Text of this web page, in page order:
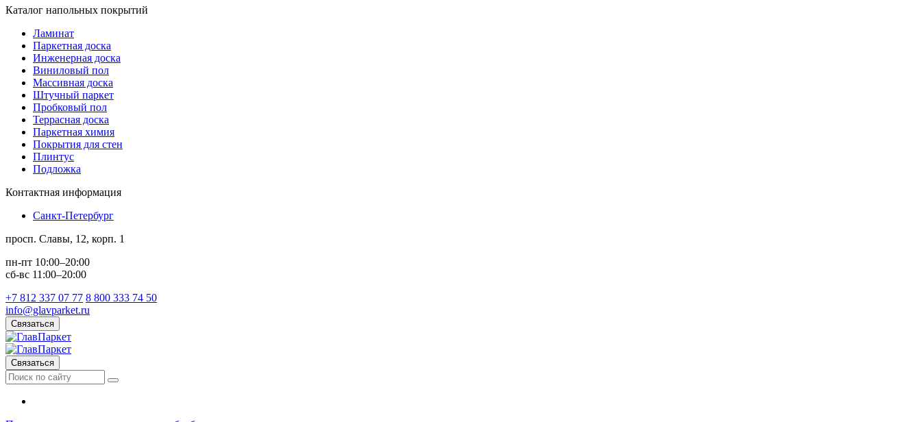
Каталог напольных покрытий
Ламинат
Паркетная доска
Инженерная доска
Виниловый пол
Массивная доска
Штучный паркет
Пробковый пол
Террасная доска
Паркетная химия
Покрытия для стен
Плинтус
Подложка
Контактная информация
Санкт-Петербург
просп. Славы, 12, корп. 1
пн-пт 10:00–20:00
сб-вс 11:00–20:00
+7 812 337 07 77 8 800 333 74 50
info@glavparket.ru
Связаться
Связаться